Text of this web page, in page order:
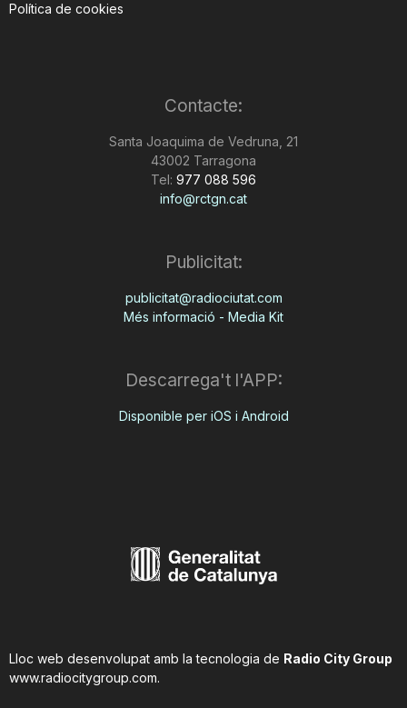
Política de cookies
Contacte:
Santa Joaquima de Vedruna, 21
43002 Tarragona
Tel: 977 088 596
info@rctgn.cat
Publicitat:
publicitat@radiociutat.com
Més informació - Media Kit
Descarrega't l'APP:
Disponible per iOS i Android
Lloc web desenvolupat amb la tecnologia de Radio City Group
www.radiocitygroup.com.